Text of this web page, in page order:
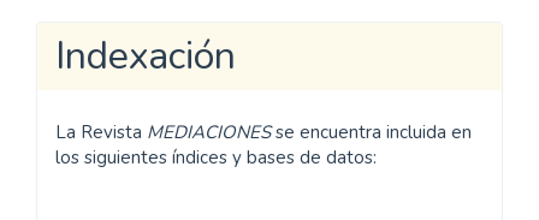
Indexación
La Revista MEDIACIONESse encuentra incluida en
los siguientes índices y bases de datos: